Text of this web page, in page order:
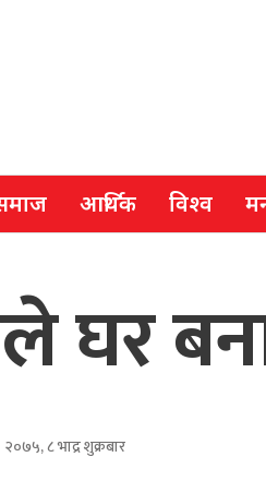
आर्थिक विश्व
घर
२०७५, ८ भाद्र शुक्रबार